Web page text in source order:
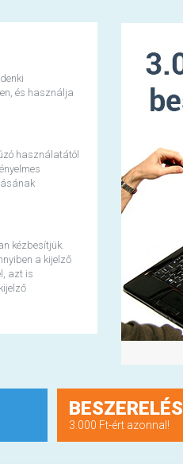
és használja
használatától
kézbesítjük.
a kijelző
azt is
BESZERELÉS
3.000 Ft-ért azonnal!